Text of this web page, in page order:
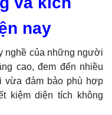
nay
nghề của những người
cao, đem đến nhiều
vừa đảm bảo phù hợp
kiệm diện tích không